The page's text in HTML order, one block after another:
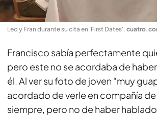
Leo y Fran durante su cita en 'First Dates'.
Francisco sabía perfectamente
pero este no se acordaba de
él. Al ver su foto de joven “muy
acordado de verle en compañía
siempre, pero no de haber